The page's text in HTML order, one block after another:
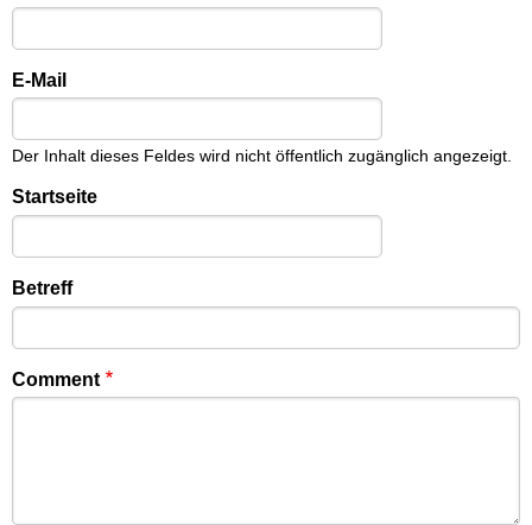
E-Mail
Der Inhalt dieses Feldes wird nicht öffentlich zugänglich angezeigt.
Startseite
Betreff
Comment